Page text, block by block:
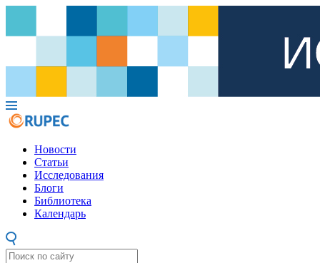
Новости
Статьи
Исследования
Блоги
Библиотека
Календарь